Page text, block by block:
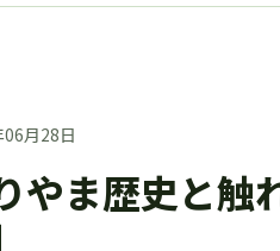
月28日
やま歴史と触